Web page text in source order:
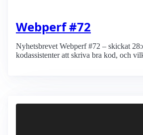
Webperf #72
Nyhetsbrevet Webperf #72 – skickat
kodassistenter att skriva bra kod, och